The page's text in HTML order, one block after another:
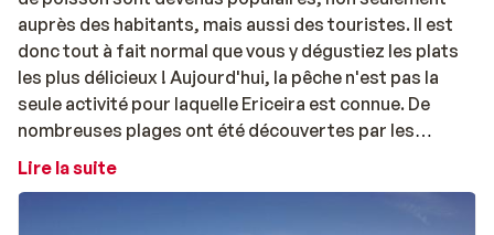
auprès des habitants, mais aussi des touristes. Il est
donc tout à fait normal que vous y dégustiez les plats
les plus délicieux ! Aujourd'hui, la pêche n'est pas la
seule activité pour laquelle Ericeira est connue. De
nombreuses plages ont été découvertes par les
surfeurs et c'est pourquoi elle est devenue une célèbre
Lire la suite